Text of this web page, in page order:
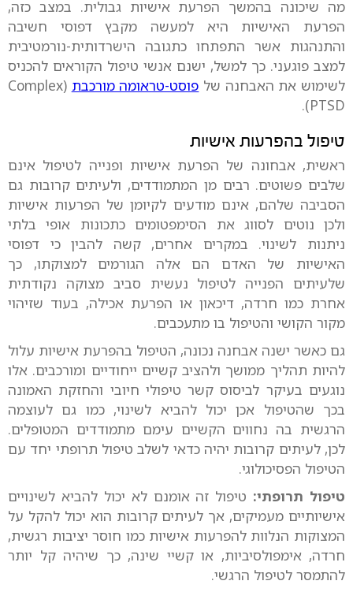
מה שיכונה בהמשך הפרעת אישיות גבולית. במצב כזה,
הפרעת האישיות היא למעשה מקבץ דפוסי חשיבה
והתנהגות אשר התפתחו כתגובה הישרדותית-נורמטיבית
למצב פוגעני. כך למשל, ישנם אנשי טיפול הקוראים להכניס
לשימוש את האבחנה של פוסט-טראומה מורכבת (Complex
PTSD).
טיפול בהפרעות אישיות
ראשית, אבחונה של הפרעת אישיות ופנייה לטיפול אינם
שלבים פשוטים. רבים מן המתמודדים, ולעיתים קרובות גם
הסביבה שלהם, אינם מודעים לקיומן של הפרעות אישיות
ולכן נוטים לסווג את הסימפטומים כתכונות אופי בלתי
ניתנות לשינוי. במקרים אחרים, קשה להבין כי דפוסי
האישיות של האדם הם אלה הגורמים למצוקתו, כך
שלעיתים הפנייה לטיפול נעשית סביב מצוקה נקודתית
אחרת כמו חרדה, דיכאון או הפרעת אכילה, בעוד שזיהוי
מקור הקושי והטיפול בו מתעכבים.
גם כאשר ישנה אבחנה נכונה, הטיפול בהפרעת אישיות עלול
להיות תהליך ממושך ולהציב קשיים ייחודיים ומורכבים. אלו
נוגעים בעיקר לביסוס קשר טיפולי חיובי והחזקת האמונה
בכך שהטיפול אכן יכול להביא לשינוי, כמו גם לעוצמה
הרגשית בה נחווים הקשיים עימם מתמודדים המטופלים.
לכן, לעיתים קרובות יהיה כדאי לשלב טיפול תרופתי יחד עם
הטיפול הפסיכולוגי.
טיפול תרופתי: טיפול זה אומנם לא יכול להביא לשינויים
אישיותיים מעמיקים, אך לעיתים קרובות הוא יכול להקל על
המצוקות הנלוות להפרעות אישיות כמו חוסר יציבות רגשית,
חרדה, אימפולסיביות, או קשיי שינה, כך שיהיה קל יותר
להתמסר לטיפול הרגשי.